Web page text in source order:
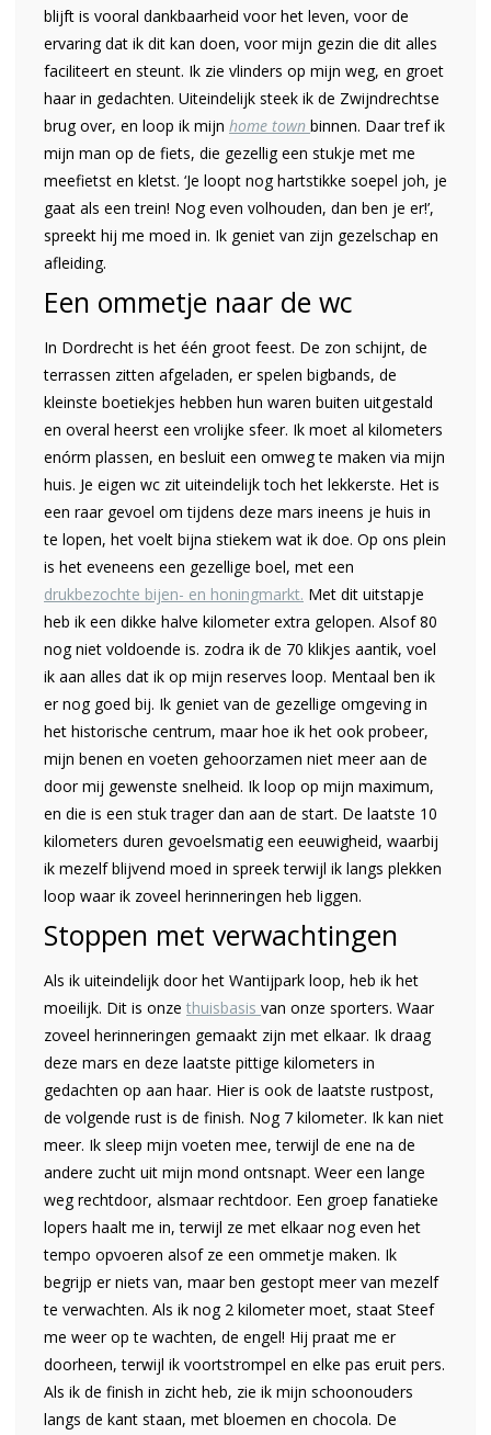
blijft is vooral dankbaarheid voor het leven, voor de
ervaring dat ik dit kan doen, voor mijn gezin die dit alles
faciliteert en steunt. Ik zie vlinders op mijn weg, en groet
haar in gedachten. Uiteindelijk steek ik de Zwijndrechtse
brug over, en loop ik mijn home town binnen. Daar tref ik
mijn man op de fiets, die gezellig een stukje met me
meefietst en kletst. ‘Je loopt nog hartstikke soepel joh, je
gaat als een trein! Nog even volhouden, dan ben je er!’,
spreekt hij me moed in. Ik geniet van zijn gezelschap en
afleiding.
Een ommetje naar de wc
In Dordrecht is het één groot feest. De zon schijnt, de
terrassen zitten afgeladen, er spelen bigbands, de
kleinste boetiekjes hebben hun waren buiten uitgestald
en overal heerst een vrolijke sfeer. Ik moet al kilometers
enórm plassen, en besluit een omweg te maken via mijn
huis. Je eigen wc zit uiteindelijk toch het lekkerste. Het is
een raar gevoel om tijdens deze mars ineens je huis in
te lopen, het voelt bijna stiekem wat ik doe. Op ons plein
is het eveneens een gezellige boel, met een
drukbezochte bijen- en honingmarkt. Met dit uitstapje
heb ik een dikke halve kilometer extra gelopen. Alsof 80
nog niet voldoende is. zodra ik de 70 klikjes aantik, voel
ik aan alles dat ik op mijn reserves loop. Mentaal ben ik
er nog goed bij. Ik geniet van de gezellige omgeving in
het historische centrum, maar hoe ik het ook probeer,
mijn benen en voeten gehoorzamen niet meer aan de
door mij gewenste snelheid. Ik loop op mijn maximum,
en die is een stuk trager dan aan de start. De laatste 10
kilometers duren gevoelsmatig een eeuwigheid, waarbij
ik mezelf blijvend moed in spreek terwijl ik langs plekken
loop waar ik zoveel herinneringen heb liggen.
Stoppen met verwachtingen
Als ik uiteindelijk door het Wantijpark loop, heb ik het
moeilijk. Dit is onze thuisbasis van onze sporters. Waar
zoveel herinneringen gemaakt zijn met elkaar. Ik draag
deze mars en deze laatste pittige kilometers in
gedachten op aan haar. Hier is ook de laatste rustpost,
de volgende rust is de finish. Nog 7 kilometer. Ik kan niet
meer. Ik sleep mijn voeten mee, terwijl de ene na de
andere zucht uit mijn mond ontsnapt. Weer een lange
weg rechtdoor, alsmaar rechtdoor. Een groep fanatieke
lopers haalt me in, terwijl ze met elkaar nog even het
tempo opvoeren alsof ze een ommetje maken. Ik
begrijp er niets van, maar ben gestopt meer van mezelf
te verwachten. Als ik nog 2 kilometer moet, staat Steef
me weer op te wachten, de engel! Hij praat me er
doorheen, terwijl ik voortstrompel en elke pas eruit pers.
Als ik de finish in zicht heb, zie ik mijn schoonouders
langs de kant staan, met bloemen en chocola. De